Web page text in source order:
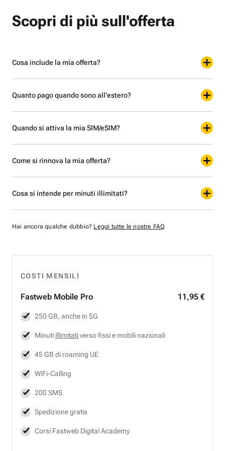
COSTI MENSILI
Fastweb Mobile Pro 11,95 €
250 GB, anche in 5G
Minuti illimitativerso fissi e mobili nazionali
45 GB di roaming UE
WiFi-Calling
200 SMS
Spedizione gratis
Corsi Fastweb Digital Academy
Scopri di più sull'offerta
Cosa include la mia offerta?
Quanto pago quando sono all'estero?
Quando si attiva la mia SIM/eSIM?
Come si rinnova la mia offerta?
Cosa si intende per minuti illimitati?
Hai ancora qualche dubbio? Leggi tutte le nostre FAQ